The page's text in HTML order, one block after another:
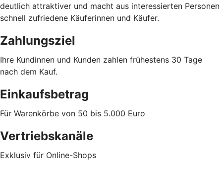
deutlich attraktiver und macht aus interessierten Personen
schnell zufriedene Käuferinnen und Käufer.
Zahlungsziel
Ihre Kundinnen und Kunden zahlen frühestens 30 Tage
nach dem Kauf.
Einkaufsbetrag
Für Warenkörbe von 50 bis 5.000 Euro
Vertriebskanäle
Exklusiv für Online-Shops